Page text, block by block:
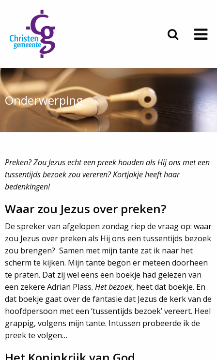
Onderwerping
Preken? Zou Jezus echt een preek houden als Hij ons met een
tussentijds bezoek zou vereren? Kortjakje heeft haar
bedenkingen!
Waar zou Jezus over preken?
De spreker van afgelopen zondag riep de vraag op: waar
zou Jezus over preken als Hij ons een tussentijds bezoek
zou brengen? Samen met mijn tante zat ik naar het
scherm te kijken. Mijn tante begon er meteen doorheen
te praten. Dat zij wel eens een boekje had gelezen van
een zekere Adrian Plass. Het bezoek, heet dat boekje. En
dat boekje gaat over de fantasie dat Jezus de kerk van de
hoofdpersoon met een ‘tussentijds bezoek’ vereert. Heel
grappig, volgens mijn tante. Intussen probeerde ik de
preek te volgen…